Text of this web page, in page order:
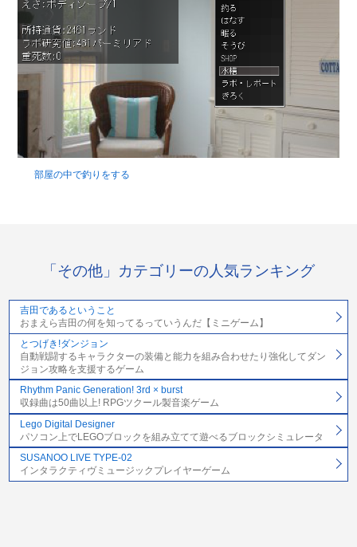
部屋の中で釣りをする
「その他」カテゴリーの人気ランキング
吉田であるということ
おまえら吉田の何を知ってるっていうんだ【ミニゲーム】
とつげき!ダンジョン
自動戦闘するキャラクターの装備と能力を組み合わせたり強化してダン
ジョン攻略を支援するゲーム
Rhythm Panic Generation! 3rd × burst
収録曲は50曲以上! RPGツクール製音楽ゲーム
Lego Digital Designer
パソコン上でLEGOブロックを組み立てて遊べるブロックシミュレータ
SUSANOO LIVE TYPE-02
インタラクティヴミュージックプレイヤーゲーム